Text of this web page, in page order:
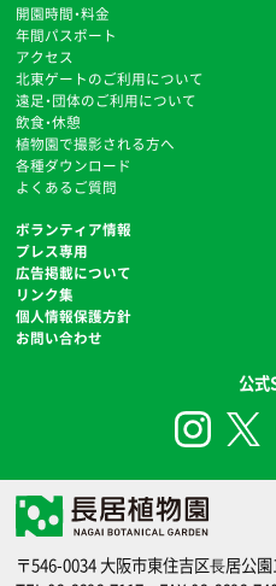
開園時間・料金
年間パスポート
アクセス
北東ゲートのご利用について
遠足・団体のご利用について
飲食・休憩
植物園で撮影される方へ
各種ダウンロード
よくあるご質問
ボランティア情報
プレス専用
広告掲載について
リンク集
個人情報保護方針
お問い合わせ
公式
〒546-0034 大阪市東住吉区⻑居公